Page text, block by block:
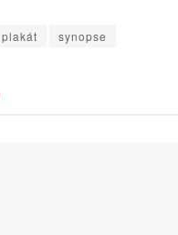
plakát synopse